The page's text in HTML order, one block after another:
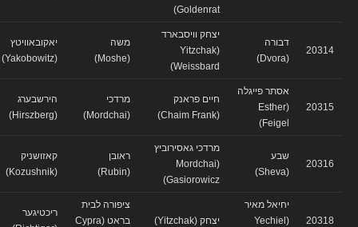
Goldenrat)
20314
דבורה
יצחק וויסבארד
(Yitzchak
Weissbard)
יאקובאוויטץ
20315
אסתר פייגלה
(Esther
Feigel)
חיים פראנק
מרדכי
הירשבערג
20316
מרדכי גאסירוביץ
(Mordchai
Gasiorowicz)
קאזושניק
20318
יחיאל מאיר
(Yechiel
יצחק (Yitzchak)
ציפורה לבית
בראט (Cypra
ריכטיגער